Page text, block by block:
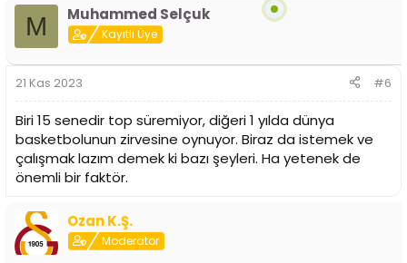
l
:
M Muhammed Selçuk
Kayıtlı Üye
21 Kas 2023 #6
Biri 15 senedir top süremiyor, diğeri 1 yılda dünya
basketbolunun zirvesine oynuyor. Biraz da istemek ve
çalışmak lazım demek ki bazı şeyleri. Ha yetenek de
önemli bir faktör.
Ozan K.Ş.
Moderator